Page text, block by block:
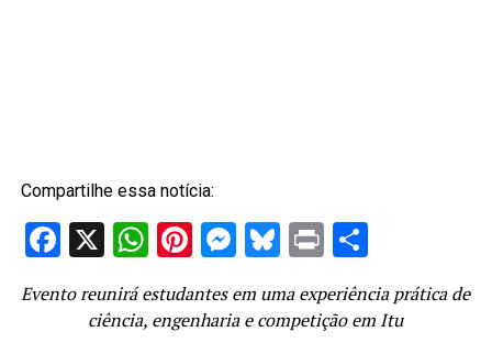
Compartilhe essa notícia:
Facebook
X WhatsApp
Pinterest
Messenger
Bluesky
PrintShare
Evento reunirá estudantes em uma experiência prática de
ciência, engenharia e competição em Itu